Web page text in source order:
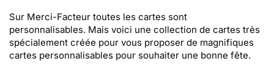
Sur Merci-Facteur toutes les cartes sont
personnalisables. Mais voici une collection de cartes très
spécialement créée pour vous proposer de magnifiques
cartes personnalisables pour souhaiter une bonne fête.